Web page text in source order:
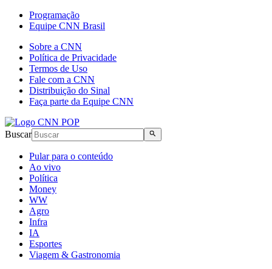
Programação
Equipe CNN Brasil
Sobre a CNN
Política de Privacidade
Termos de Uso
Fale com a CNN
Distribuição do Sinal
Faça parte da Equipe CNN
Buscar
Pular para o conteúdo
Ao vivo
Política
Money
WW
Agro
Infra
IA
Esportes
Viagem & Gastronomia